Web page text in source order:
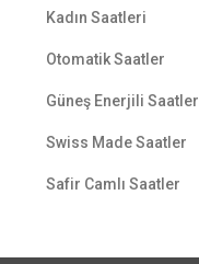
Kadın Saatleri
Otomatik Saatler
Güneş Enerjili Saatler
Swiss Made Saatler
Safir Camlı Saatler